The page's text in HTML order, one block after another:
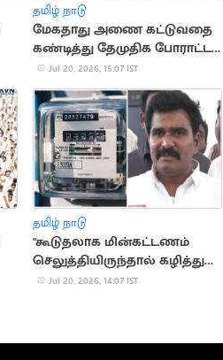
தமிழ் நாடு
மேகதாது அணை கட்டுவதை
கண்டித்து தேமுதிக போராட்டம்
அறிவிப்பு
Jul 20, 2026, 15:07 IST
தமிழ் நாடு
"கூடுதலாக மின்கட்டணம்
செலுத்தியிருந்தால் கழித்துக்
கொள்ளப்படும்".. அமைச்சர்
Jul 20, 2026, 14:07 IST